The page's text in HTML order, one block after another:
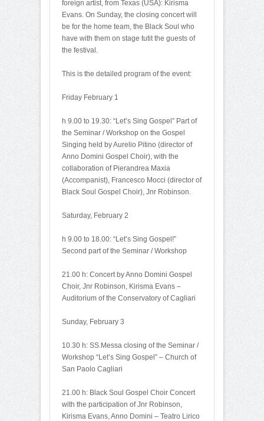
foreign artist, from Texas (USA): Kirisma
Evans. On Sunday, the closing concert will
be for the home team, the Black Soul who
have with them on stage tutit the guests of
the festival.
This is the detailed program of the event:
Friday February 1
h 9.00 to 19.30: “Let’s Sing Gospel” Part of
the Seminar / Workshop on the Gospel
Singing held by Aurelio Pitino (director of
Anno Domini Gospel Choir), with the
collaboration of Pierandrea Maxia
(Accompanist), Francesco Mocci (director of
Black Soul Gospel Choir), Jnr Robinson.
Saturday, February 2
h 9.00 to 18.00: “Let’s Sing Gospel!”
Second part of the Seminar / Workshop
21.00 h: Concert by Anno Domini Gospel
Choir, Jnr Robinson, Kirisma Evans –
Auditorium of the Conservatory of Cagliari
Sunday, February 3
10.30 h: SS.Messa closing of the Seminar /
Workshop “Let’s Sing Gospel” – Church of
San Paolo Cagliari
21.00 h: Black Soul Gospel Choir Concert
with the participation of Jnr Robinson,
Kirisma Evans, Anno Domini – Teatro Lirico